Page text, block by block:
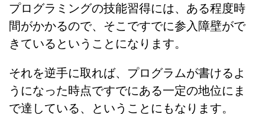
プログラミングの技能習得には、ある程度時
間がかかるので、そこですでに参入障壁がで
きているということになります。
それを逆手に取れば、プログラムが書けるよ
うになった時点ですでにある一定の地位にま
で達している、ということにもなります。